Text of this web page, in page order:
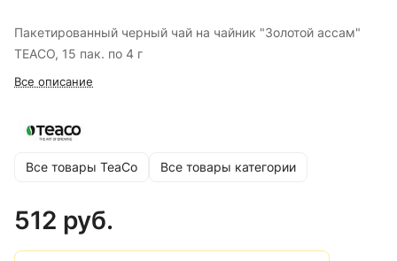
Пакетированный черный чай на чайник "Золотой ассам"
TEACO, 15 пак. по 4 г
Все описание
Все товары TeaCo Все товары категории
512 руб.